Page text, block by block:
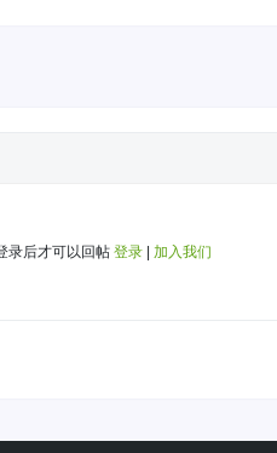
录后才可以回帖 登录 加入我们